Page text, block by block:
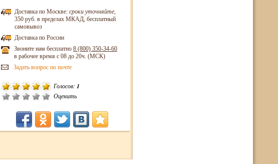
Доставка по Москве: сроки уточняйте,
350 руб. в пределах МКАД, бесплатный
самовывоз
Доставка по России
Звоните нам бесплатно 8 (800) 350-34-60
в рабочее время с 08 до 20ч. (МСК)
Задать вопрос по почте
Голосов: 1
Оценить